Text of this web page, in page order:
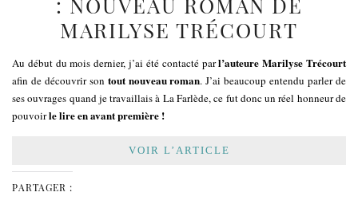
MARILYSE TRÉCOURT
Au début du mois dernier, j’ai été contacté parl’auteure Marilyse Trécourt
afin de découvrir son tout nouveau roman. J’ai beaucoup entendu parler de
ses ouvrages quand je travaillais à La Farlède, ce fut donc un réel honneur de
pouvoirle lire en avant première !
VOIR L’ARTICLE
PARTAGER :